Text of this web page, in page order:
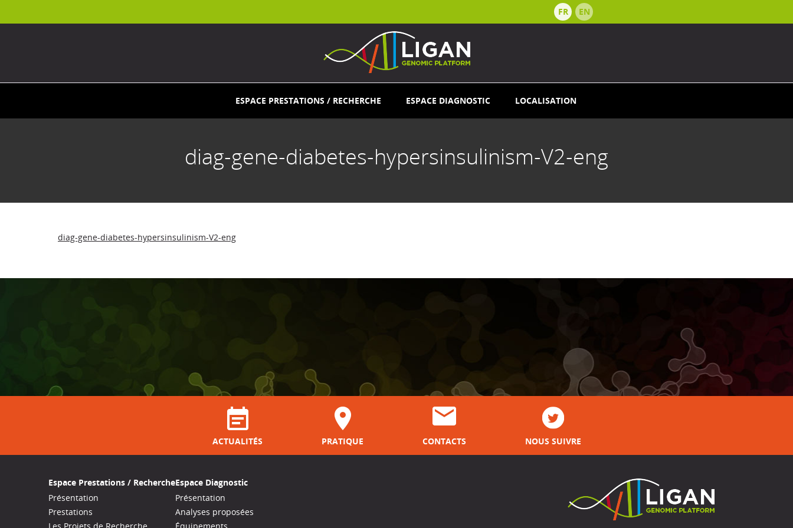
FR EN
ESPACE PRESTATIONS / RECHERCHE ESPACE DIAGNOSTIC LOCALISATION
diag-gene-diabetes-hypersinsulinism-V2-eng
diag-gene-diabetes-hypersinsulinism-V2-eng
ACTUALITÉS PRATIQUE CONTACTS NOUS SUIVRE
Espace Prestations / Recherche
Présentation
Prestations
Espace Diagnostic
Présentation
Analyses proposées